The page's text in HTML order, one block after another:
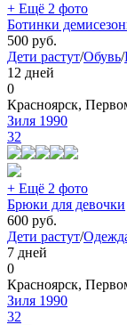
+ Ещё 2 фото
Ботинки
500 руб.
Дети растут/Обувь/
12 дней
0
Красноярск,
Зиля 1990
32
+ Ещё 2 фото
Брюки для девочки
600 руб.
Дети растут/
7 дней
0
Красноярск,
Зиля 1990
32